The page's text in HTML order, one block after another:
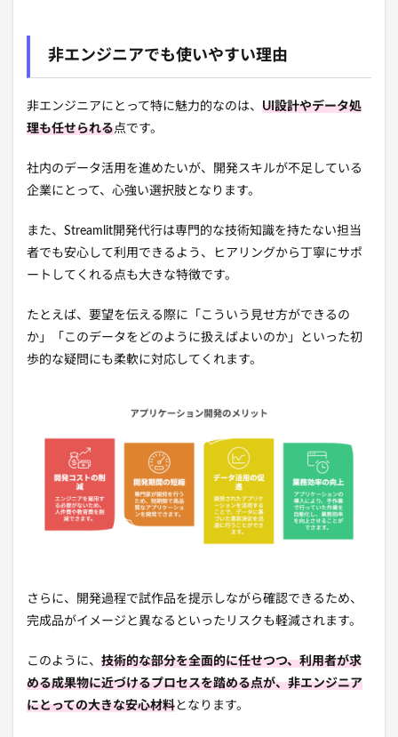
非エンジニアでも使いやすい理由
非エンジニアにとって特に魅力的なのは、 UI設計やデータ処
理も任せられる点です。
社内のデータ活用を進めたいが、開発スキルが不足している
企業にとって、心強い選択肢となります。
また、Streamlit開発代行は専門的な技術知識を持たない担当
者でも安心して利用できるよう、ヒアリングから丁寧にサポ
ートしてくれる点も大きな特徴です。
たとえば、要望を伝える際に「こういう見せ方ができるの
か」「このデータをどのように扱えばよいのか」といった初
歩的な疑問にも柔軟に対応してくれます。
さらに、開発過程で試作品を提示しながら確認できるため、
完成品がイメージと異なるといったリスクも軽減されます。
このように、 技術的な部分を全面的に任せつつ、利用者が求
める成果物に近づけるプロセスを踏める点が、非エンジニア
にとっての大きな安心材料となります。